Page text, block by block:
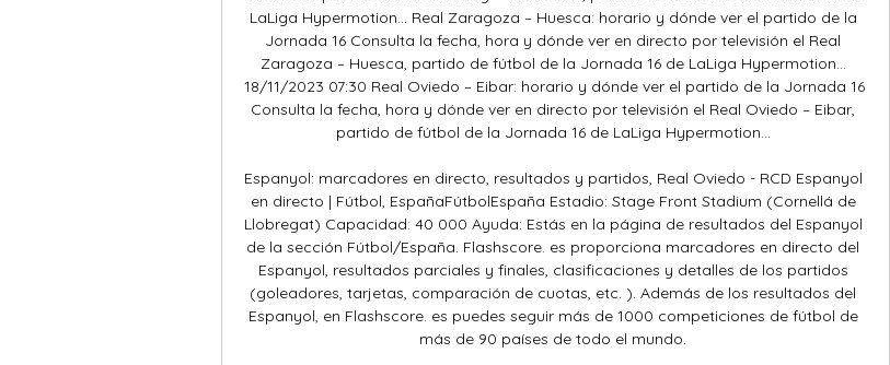
LaLiga Hypermotion... Real Zaragoza – Huesca: horario y dónde ver el partido de la
Jornada 16 Consulta la fecha, hora y dónde ver en directo por televisión el Real
Zaragoza – Huesca, partido de fútbol de la Jornada 16 de LaLiga Hypermotion...
18/11/2023 07:30 Real Oviedo – Eibar: horario y dónde ver el partido de la Jornada 16
Consulta la fecha, hora y dónde ver en directo por televisión el Real Oviedo – Eibar,
partido de fútbol de la Jornada 16 de LaLiga Hypermotion...
Espanyol: marcadores en directo, resultados y partidos, Real Oviedo - RCD Espanyol
en directo | Fútbol, EspañaFútbolEspaña Estadio: Stage Front Stadium (Cornellá de
Llobregat) Capacidad: 40 000 Ayuda: Estás en la página de resultados del Espanyol
de la sección Fútbol/España. Flashscore. es proporciona marcadores en directo del
Espanyol, resultados parciales y finales, clasificaciones y detalles de los partidos
(goleadores, tarjetas, comparación de cuotas, etc. ). Además de los resultados del
Espanyol, en Flashscore. es puedes seguir más de 1000 competiciones de fútbol de
más de 90 países de todo el mundo.